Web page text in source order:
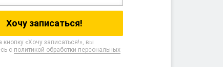
«Хочу записаться!», вы
с политикой обработки персональных